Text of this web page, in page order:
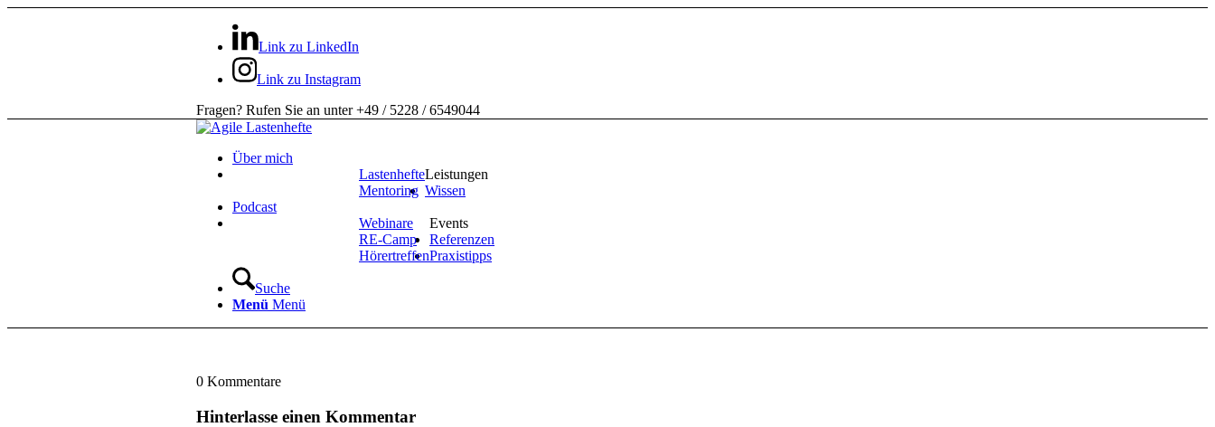
Link zu LinkedIn
Link zu Instagram
Fragen? Rufen Sie an unter +49 / 5228 / 6549044
Über mich
Leistungen
Lastenhefte
Mentoring Wissen
Podcast
Events
Webinare
RE-Camp
Hörertreffen
Referenzen
Praxistipps
Suche
Menü Menü
0 Kommentare
Hinterlasse einen Kommentar